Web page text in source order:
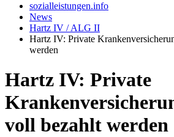
sozialleistungen.info
News
Hartz IV / ALG II
Hartz IV: Private
werden
Hartz IV: Private
voll bezahlt werden